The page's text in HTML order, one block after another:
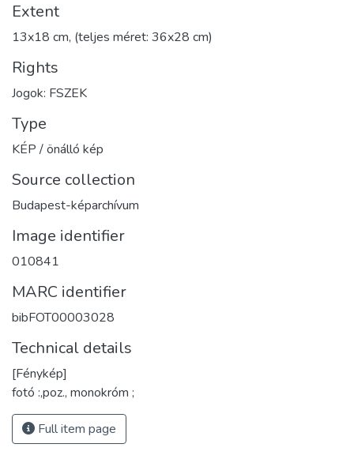
Extent
13x18 cm, (teljes méret: 36x28 cm)
Rights
Jogok: FSZEK
Type
KÉP / önálló kép
Source collection
Budapest-képarchívum
Image identifier
010841
MARC identifier
bibFOT00003028
Technical details
[Fénykép]
fotó :,poz., monokróm ;
Full item page